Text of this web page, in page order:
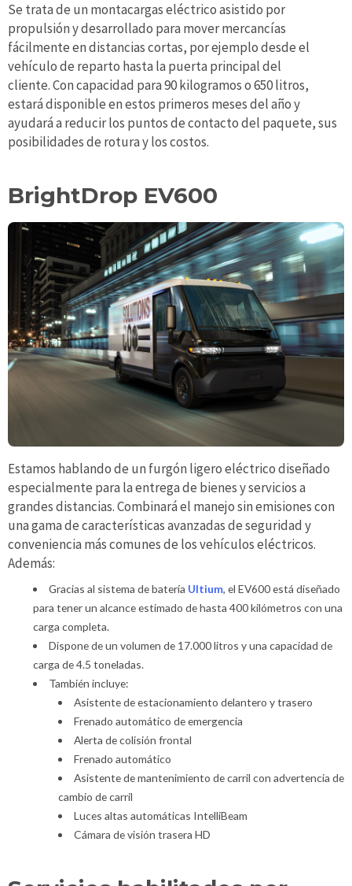
Se trata de un montacargas eléctrico asistido por
propulsión y desarrollado para mover mercancías
fácilmente en distancias cortas, por ejemplo desde el
vehículo de reparto hasta la puerta principal del
cliente. Con capacidad para 90 kilogramos o 650 litros,
estará disponible en estos primeros meses del año y
ayudará a reducir los puntos de contacto del paquete, sus
posibilidades de rotura y los costos.
BrightDrop EV600
Estamos hablando de un furgón ligero eléctrico diseñado
especialmente para la entrega de bienes y servicios a
grandes distancias. Combinará el manejo sin emisiones con
una gama de características avanzadas de seguridad y
conveniencia más comunes de los vehículos eléctricos.
Además:
Gracias al sistema de batería Ultium, el EV600 está diseñado
para tener un alcance estimado de hasta 400 kilómetros con una
carga completa.
Dispone de un volumen de 17.000 litros y una capacidad de
carga de 4.5 toneladas.
También incluye:
Asistente de estacionamiento delantero y trasero
Frenado automático de emergencia
Alerta de colisión frontal
Frenado automático
Asistente de mantenimiento de carril con advertencia de
cambio de carril
Luces altas automáticas IntelliBeam
Cámara de visión trasera HD